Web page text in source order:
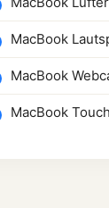
MacBook
MacBook
MacBook